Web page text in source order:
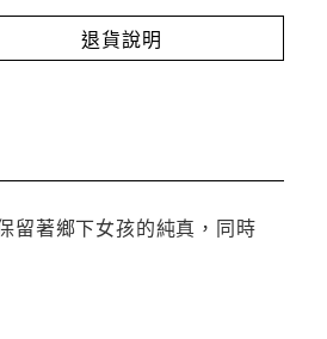
退貨說明
留著鄉下女孩的純真，同時